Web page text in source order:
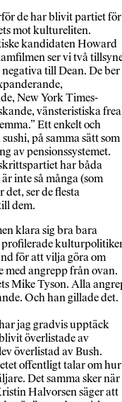
de har blivit partiet för
mot kultureliten.
kandidaten Howard
ser vi två
till Dean. De ber
New York Times-
vänsteristiska
Ett enkelt och
på samma sätt som
av pensionssystemet.
har båda
inte så många (som
ser de flesta
dem.
klara sig bra bara
profilerade
för att vilja göra om
angrepp från ovan.
Mike Tyson. Alla
Och han gillade det.
jag gradvis upptäck
överlistade av
överlistad av Bush.
offentligt talar om hur
Det samma sker när
Halvorsen säger att